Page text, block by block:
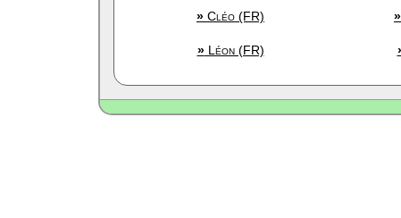
» Cléo (FR) »
»Léon (FR)